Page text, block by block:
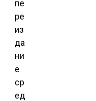
пе
ре
из
да
ни
е
ср
ед